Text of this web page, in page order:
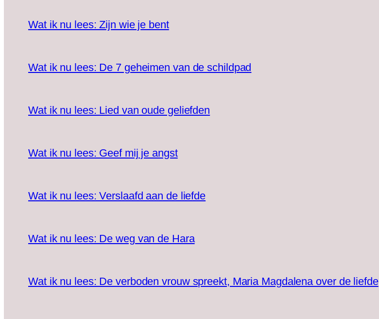
Wat ik nu lees: Zijn wie je bent
Wat ik nu lees: De 7 geheimen van de schildpad
Wat ik nu lees: Lied van oude geliefden
Wat ik nu lees: Geef mij je angst
Wat ik nu lees: Verslaafd aan de liefde
Wat ik nu lees: De weg van de Hara
Wat ik nu lees: De verboden vrouw spreekt, Maria Magdalena over de liefde